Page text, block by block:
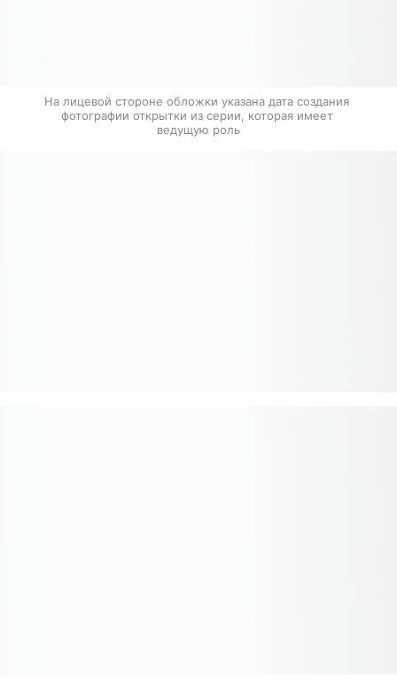
На лицевой стороне обложки указана дата создания
фотографии открытки из серии, которая имеет
ведущую роль